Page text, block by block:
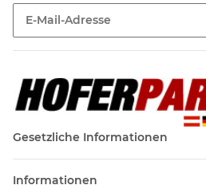
Gesetzliche Informationen
Informationen